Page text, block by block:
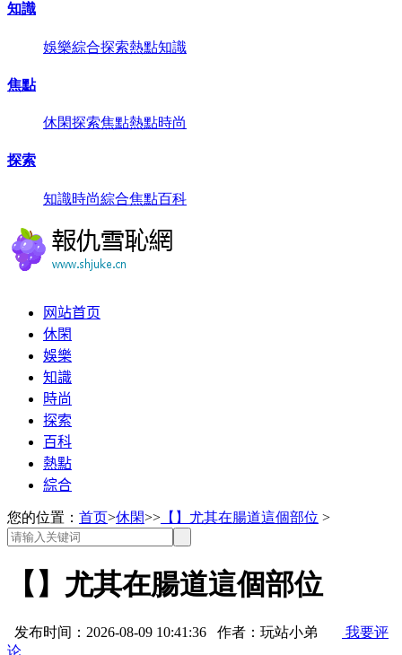
知識
娛樂綜合探索熱點知識
焦點
休閑探索焦點熱點時尚
探索
知識時尚綜合焦點百科
网站首页
休閑
娛樂
知識
時尚
探索
百科
熱點
綜合
您的位置： 首页>休閑>> 【】尤其在腸道這個部位 >
【】尤其在腸道這個部位
发布时间：2026-08-09 10:41:36 作者：玩站小弟
我要评
论